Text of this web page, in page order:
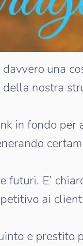
una
nostra
in fondo
E’
ai
e prestito